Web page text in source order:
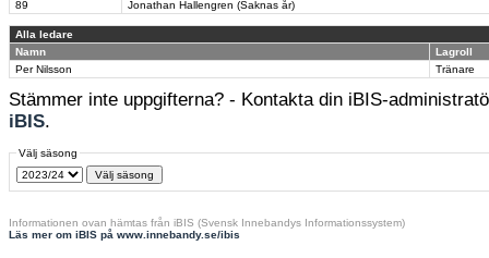
89
Jonathan Hallengren (Saknas år)
Alla ledare
Namn
Lagroll
Per Nilsson
Tränare
Stämmer inte uppgifterna? - Kontakta din iBIS-
iBIS.
Välj säsong
Informationen ovan hämtas från iBIS (Svensk Innebandys Informationssystem)
Läs mer om iBIS på www.innebandy.se/ibis